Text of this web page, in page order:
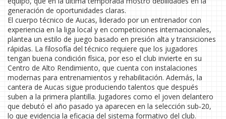
generación de oportunidades claras.
El cuerpo técnico de Aucas, liderado por un entrenador con
experiencia en la liga local y en competiciones internacionales,
plantea un estilo de juego basado en presión alta y transiciones
rápidas. La filosofía del técnico requiere que los jugadores
tengan buena condición física, por eso el club invierte en su
Centro de Alto Rendimiento, que cuenta con instalaciones
modernas para entrenamientos y rehabilitación. Además, la
cantera de Aucas sigue produciendo talentos que después
suben a la primera plantilla. Jugadores como el joven delantero
que debutó el año pasado ya aparecen en la selección sub‑20,
lo que evidencia la eficacia del sistema formativo del club.